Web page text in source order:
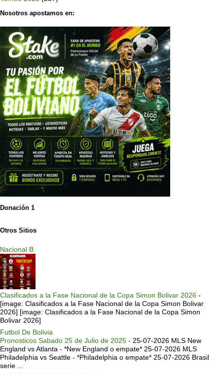
Nosotros apostamos en:
Donación 1
Otros Sitios
Nacional B
Clasificados a la Fase Nacional de la Copa Simon Bolivar 2026 -
[image: Clasificados a la Fase Nacional de la Copa Simon Bolivar
2026] [image: Clasificados a la Fase Nacional de la Copa Simon
Bolivar 2026]
Futbol De Bolivia
Pronosticos Sabado 25 de Julio de 2025 - 25-07-2026 MLS New
England vs Atlanta - *New England o empate* 25-07-2026 MLS
Philadelphia vs Seattle - *Philadelphia o empate* 25-07-2026 Brasil
serie ...